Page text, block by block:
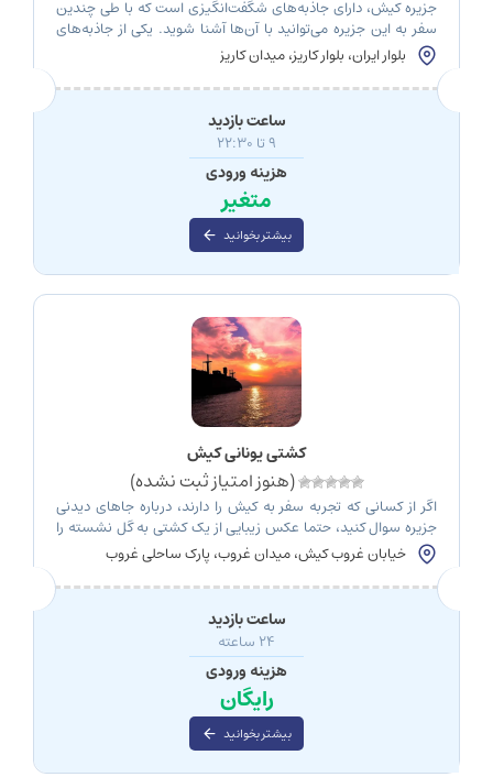
جزیره کیش، دارای جاذبه‌های شگفت‌انگیزی است که با طی چندین
سفر به این جزیره می‌توانید با آن‌ها آشنا شوید. یکی از جاذبه‌های
بی‌نظیر این جزیره، شهر زیرزمینی کاریز(قنات) است. این شهر
زیرزمینی با قدمتی بیش از 25– سال، شهرت جهانی دارد و تلفیقی از
هنر ایرانی و زیبایی‌های جزیره را به تصویر می‌کشد. این مکان […]
بلوار ایران، بلوار کاریز، میدان کاریز
ساعت بازدید
9 تا 22:30
هزینه ورودی
متغیر
بیشتر بخوانید
کشتی یونانی کیش
(هنوز امتیاز ثبت نشده)
اگر از کسانی که تجربه سفر به کیش را دارند، درباره جاهای دیدنی
جزیره سوال کنید، حتما عکس زیبایی از یک کشتی به گل نشسته را
می‌بینید که در میان آب‌های نیلگون خلیج فارس جا خوش کرده
است. بازدید از کشتی یونانی کیش و گرفتن عکس‌های فوق‌العاده
هنگام غروب از آن، چیزی است که نباید […]
خیابان غروب کیش، میدان غروب، پارک ساحلی غروب
ساعت بازدید
24 ساعته
هزینه ورودی
رایگان
بیشتر بخوانید